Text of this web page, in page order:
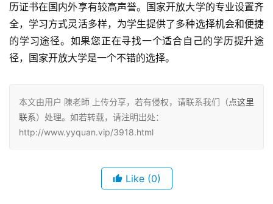
历证书在国内外享有较高声誉。国家开放大学的专业设置齐
全，学习方式灵活多样，为学生提供了多种选择机会和便捷
的学习途径。如果您正在寻找一个适合自己的学历提升途
径，国家开放大学是一个不错的选择。
本文由用户 陳老師 上传分享，若有侵权，请联系我们（点这里
联系）处理。如若转载，请注明出处：
http://www.yyquan.vip/3918.html
Like (0)